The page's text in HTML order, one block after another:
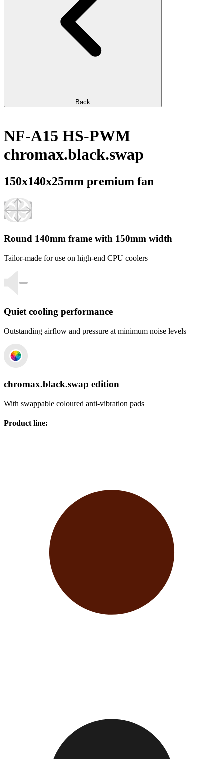
Back
NF-A15 HS-PWM
chromax.black.swap
150x140x25mm premium fan
Round 140mm frame with 150mm width
Tailor-made for use on high-end CPU coolers
Quiet cooling performance
Outstanding airflow and pressure at minimum noise levels
chromax.black.swap edition
With swappable coloured anti-vibration pads
Product line: